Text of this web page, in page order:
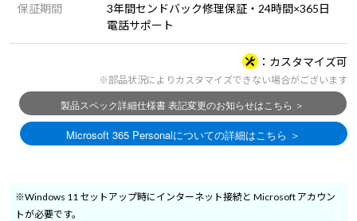
保証期間
3年間センドバック修理保証・24時間×365日
電話サポート
カスタマイズ可
※部品状況によりカスタマイズできない場合がございます
※Windows 11 セットアップ時にインターネット接続と Microsoft アカウン
トが必要です。